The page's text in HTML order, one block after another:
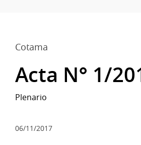
Cotama
Acta N° 1/
Plenario
06/11/2017